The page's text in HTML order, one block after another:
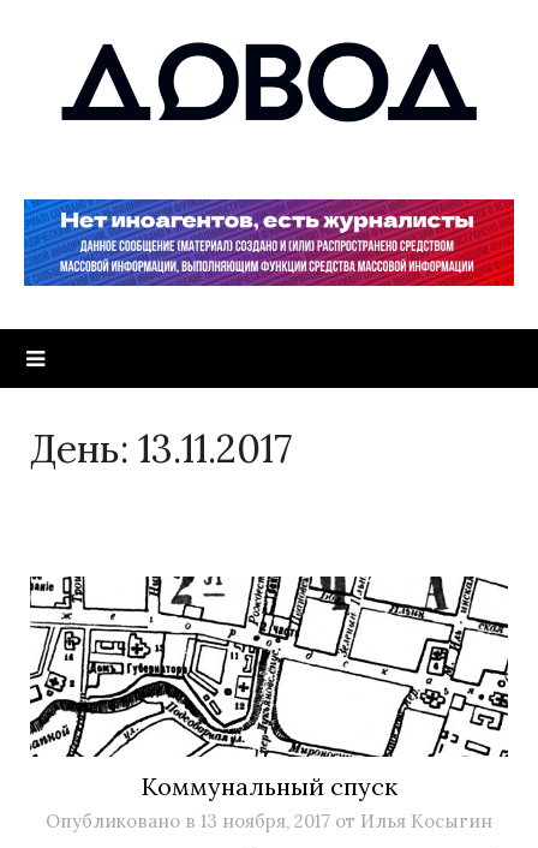
День: 13.11.2017
Коммунальный спуск
Опубликовано в 13 ноября, 2017 от Илья Косыгин